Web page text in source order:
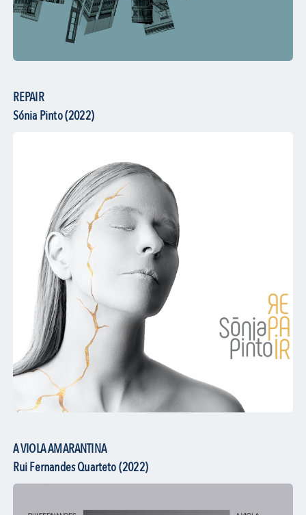
REPAIR
Sónia Pinto (2022)
A VIOLA AMARANTINA
Rui Fernandes Quarteto (2022)